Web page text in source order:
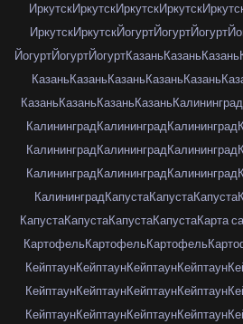
ИркутскИркутскИркутскИркутск
ИркутскИркутскЙогуртЙогуртЙогурт
ЙогуртЙогуртЙогуртКазаньКазаньКазань
КазаньКазаньКазаньКазаньКазань
КазаньКазаньКазаньКазаньКалининград
КалининградКалининградКалининград
КалининградКалининградКалининград
КалининградКалининградКалининград
КалининградКапустаКапустаКапуста
КапустаКапустаКапустаКапустаКарта
КартофельКартофельКартофель
КейптаунКейптаунКейптаунКейптаун
КейптаунКейптаунКейптаунКейптаун
КейптаунКейптаунКейптаунКейптаун